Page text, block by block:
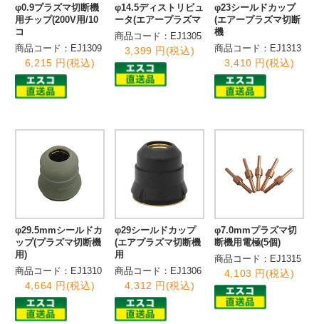
φ0.9プラズマ切断機
用チップ(200V用/10
コ
商品コード：EJ1309
6,215 円(税込)
φ14.5ディストリビュ
ータ(エアープラズマ
商品コード：EJ1305
3,399 円(税込)
φ23シールドカップ
(エアープラズマ切断
機
商品コード：EJ1313
3,410 円(税込)
φ29.5mmシールドカ
ップ(プラズマ切断機
用)
商品コード：EJ1310
4,664 円(税込)
φ29シールドカップ
(エアプラズマ切断機
用
商品コード：EJ1306
4,312 円(税込)
φ7.0mmプラズマ切
断機用電極(5個)
商品コード：EJ1315
4,103 円(税込)